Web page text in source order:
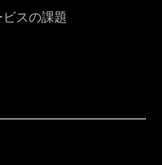
スの課題